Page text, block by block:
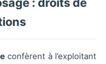
confèrent à l’exploitant